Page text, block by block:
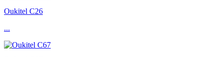
Oukitel C26
...